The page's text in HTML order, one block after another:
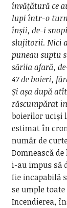
învățătură ce
lupi într-o
înșii, de-i
slujitorii. Nici
puneau suptu
săriia afară,
47 de boieri,
Și așa după
răscumpărat
boierilor uciși
estimat în
număr de
Domnească
i-au impus să
fie incapabilă
se umple
Incendierea,